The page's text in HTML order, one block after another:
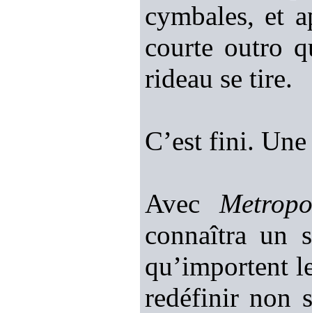
cymbales, et
courte outro
rideau se tire.
C’est fini.
Avec
connaîtra un
qu’importent
redéfinir non